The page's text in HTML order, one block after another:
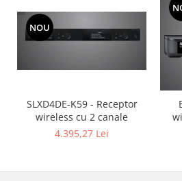
NOU
SLXD4DE-K59 - Receptor
wireless cu 2 canale
4.395,27 Lei